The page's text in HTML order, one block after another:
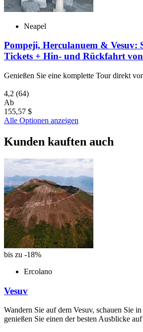
Neapel
Pompeji, Herculanuem & Vesuv:
Tickets + Hin- und Rückfahrt
Genießen Sie eine komplette Tour direkt
4,2 (64)
Ab
155,57 $
Alle Optionen anzeigen
Kunden kauften auch
bis zu -18%
Ercolano
Vesuv
Wandern Sie auf dem Vesuv, schauen Sie
genießen Sie einen der besten Ausblicke